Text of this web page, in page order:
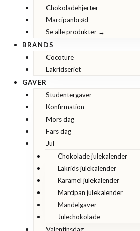
Chokoladehjerter
Marcipanbrød
Se alle produkter →
BRANDS
Cocoture
Lakridseriet
GAVER
Studentergaver
Konfirmation
Mors dag
Fars dag
Jul
Chokolade julekalender
Lakrids julekalender
Karamel julekalender
Marcipan julekalender
Mandelgaver
Julechokolade